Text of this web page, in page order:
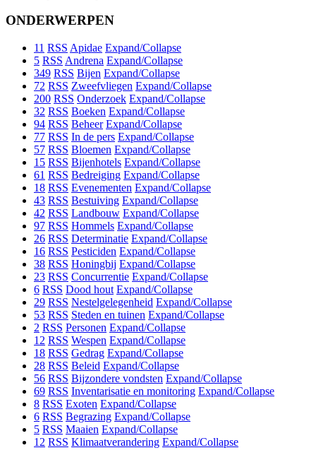
ONDERWERPEN
11 RSS Apidae Expand/Collapse
5 RSS Andrena Expand/Collapse
349 RSS Bijen Expand/Collapse
72 RSS Zweefvliegen Expand/Collapse
200 RSS Onderzoek Expand/Collapse
32 RSS Boeken Expand/Collapse
94 RSS Beheer Expand/Collapse
77 RSS In de pers Expand/Collapse
57 RSS Bloemen Expand/Collapse
15 RSS Bijenhotels Expand/Collapse
61 RSS Bedreiging Expand/Collapse
18 RSS Evenementen Expand/Collapse
43 RSS Bestuiving Expand/Collapse
42 RSS Landbouw Expand/Collapse
97 RSS Hommels Expand/Collapse
26 RSS Determinatie Expand/Collapse
16 RSS Pesticiden Expand/Collapse
38 RSS Honingbij Expand/Collapse
23 RSS Concurrentie Expand/Collapse
6 RSS Dood hout Expand/Collapse
29 RSS Nestelgelegenheid Expand/Collapse
53 RSS Steden en tuinen Expand/Collapse
2 RSS Personen Expand/Collapse
12 RSS Wespen Expand/Collapse
18 RSS Gedrag Expand/Collapse
28 RSS Beleid Expand/Collapse
56 RSS Bijzondere vondsten Expand/Collapse
69 RSS Inventarisatie en monitoring Expand/Collapse
8 RSS Exoten Expand/Collapse
6 RSS Begrazing Expand/Collapse
5 RSS Maaien Expand/Collapse
12 RSS Klimaatverandering Expand/Collapse